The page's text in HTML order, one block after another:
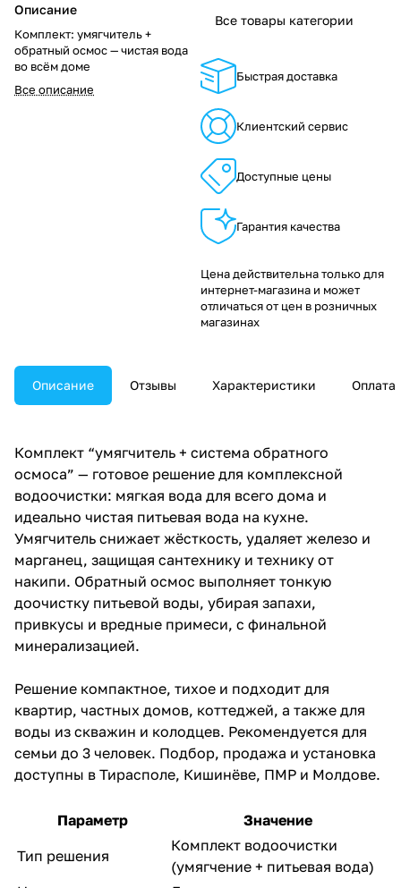
Описание
Комплект: умягчитель +
обратный осмос — чистая вода
во всём доме
Все описание
Все товары категории
Быстрая доставка
Клиентский сервис
Доступные цены
Гарантия качества
Цена действительна только для
интернет-магазина и может
отличаться от цен в розничных
магазинах
Описание Отзывы Характеристики Оплата
Комплект “умягчитель + система обратного
осмоса” — готовое решение для комплексной
водоочистки: мягкая вода для всего дома и
идеально чистая питьевая вода на кухне.
Умягчитель снижает жёсткость, удаляет железо и
марганец, защищая сантехнику и технику от
накипи. Обратный осмос выполняет тонкую
доочистку питьевой воды, убирая запахи,
привкусы и вредные примеси, с финальной
минерализацией.
Решение компактное, тихое и подходит для
квартир, частных домов, коттеджей, а также для
воды из скважин и колодцев. Рекомендуется для
семьи до 3 человек. Подбор, продажа и установка
доступны в Тирасполе, Кишинёве, ПМР и Молдове.
Параметр
Значение
Тип решения
Комплект водоочистки
(умягчение + питьевая вода)